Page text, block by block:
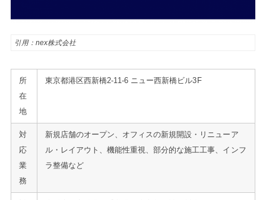
引用：nex株式会社
所
在
地
東京都港区西新橋2-11-6 ニュー西新橋ビル3F
対
応
業
務
新規店舗のオープン、オフィスの新規開設・リニューア
ル・レイアウト、機能性重視、部分的な施工工事、インフ
ラ整備など